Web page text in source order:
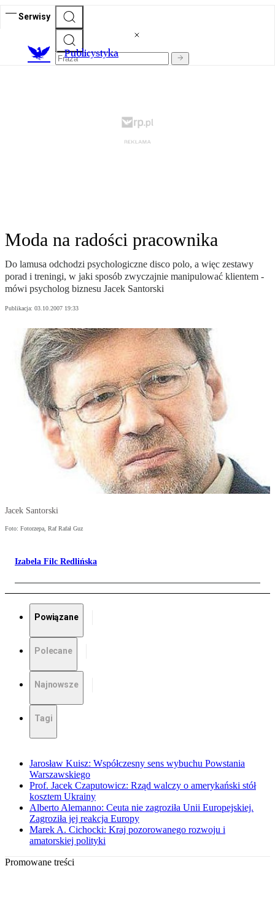
Serwisy
Publicystyka
Moda na radości pracownika
Do lamusa odchodzi psychologiczne disco polo, a więc zestawy
porad i treningi, w jaki sposób zwyczajnie manipulować klientem -
mówi psycholog biznesu Jacek Santorski
Publikacja: 03.10.2007 19:33
Jacek Santorski
Foto: Fotorzepa, Raf Rafał Guz
Izabela Filc Redlińska
Powiązane
Polecane
Najnowsze
Tagi
Jarosław Kuisz: Współczesny sens wybuchu Powstania
Warszawskiego
Prof. Jacek Czaputowicz: Rząd walczy o amerykański stół
kosztem Ukrainy
Alberto Alemanno: Ceuta nie zagroziła Unii Europejskiej.
Zagroziła jej reakcja Europy
Marek A. Cichocki: Kraj pozorowanego rozwoju i
amatorskiej polityki
Promowane treści